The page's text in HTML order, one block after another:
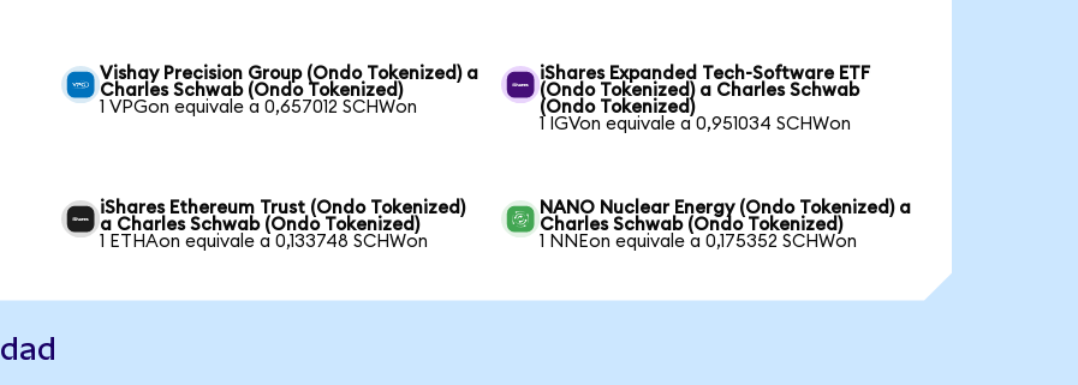
Vishay Precision Group (Ondo Tokenized) a
Charles Schwab (Ondo Tokenized)
1 VPGon equivale a 0,657012 SCHWon
iShares Expanded Tech-Software ETF
(Ondo Tokenized) a Charles Schwab
(Ondo Tokenized)
1 IGVon equivale a 0,951034 SCHWon
iShares Ethereum Trust (Ondo Tokenized)
a Charles Schwab (Ondo Tokenized)
1 ETHAon equivale a 0,133748 SCHWon
NANO Nuclear Energy (Ondo Tokenized) a
Charles Schwab (Ondo Tokenized)
1 NNEon equivale a 0,175352 SCHWon